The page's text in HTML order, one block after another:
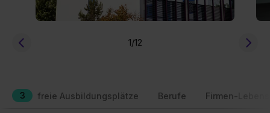
1/12
3 freie Ausbildungsplätze Berufe Firmen-